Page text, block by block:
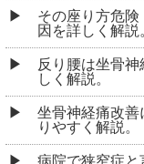
その座り方危
因を詳しく解説
反り腰は坐骨
しく解説。
坐骨神経痛改
りやすく解説。
病院で狭窄症